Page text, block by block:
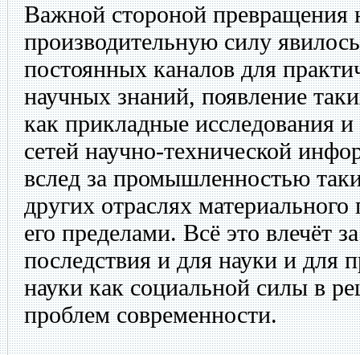
Важной стороной превращения
производительную силу
постоянных каналов для
научных знаний, появление
как прикладные исследования и
сетей научно-технической
вслед за промышленностью
других отраслях
его пределами. Всё это влечёт
последствия и для науки и
науки как социальной силы в
проблем современности.